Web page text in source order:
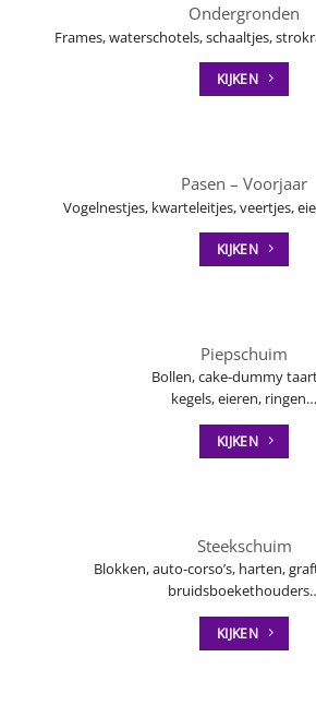
Ondergronden
Frames, waterschotels, schaaltjes,
KIJKEN
Pasen – Voorjaar
Vogelnestjes, kwarteleitjes, veertjes,
KIJKEN
Piepschuim
Bollen, cake-dummy
kegels, eieren, ringen…
KIJKEN
Steekschuim
Blokken, auto-corso’s, harten,
KIJKEN